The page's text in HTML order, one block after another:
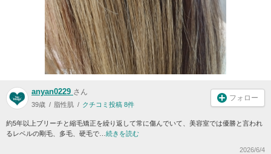
anyan0229 さん
39歳 脂性肌 クチコミ投稿 8件
フォロー
約5年以上ブリーチと縮毛矯正を繰り返して常に傷んでいて、美容室では優勝と言われ
るレベルの剛毛、多毛、硬毛で… 続きを読む
2026/6/4